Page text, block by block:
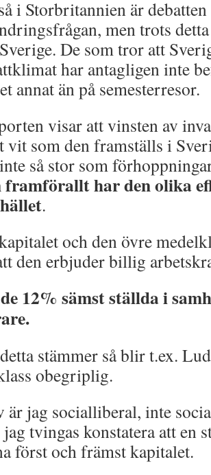
i Storbritannien är
men trots
De som tror att
har antagligen inte
annat än på semesterresor.
visar att vinsten av
vit som den framställs i
så stor som
framförallt har den olika
.
och den övre
den erbjuder billig
12% sämst ställda i
stämmer så blir t.ex.
obegriplig.
är jag socialliberal, inte
tvingas konstatera att en
först och främst kapitalet.